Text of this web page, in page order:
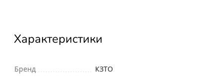
Характеристики
Бренд
КЗТО